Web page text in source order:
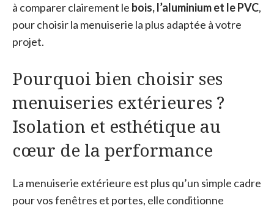
à comparer clairement le bois, l’aluminium et le PVC,
pour choisir la menuiserie la plus adaptée à votre
projet.
Pourquoi bien choisir ses
menuiseries extérieures ?
Isolation et esthétique au
cœur de la performance
La menuiserie extérieure est plus qu’un simple cadre
pour vos fenêtres et portes, elle conditionne